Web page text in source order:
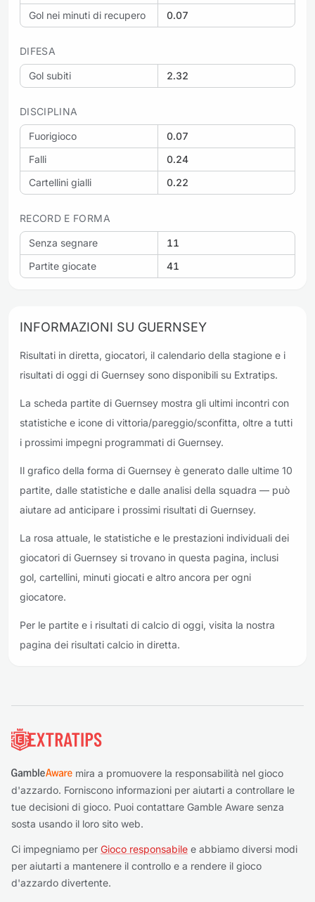
Gol nei minuti di recupero
0.07
DIFESA
Gol subiti 2.32
DISCIPLINA
Fuorigioco
0.07
Falli
0.24
Cartellini gialli
0.22
RECORD E FORMA
Senza segnare
11
Partite giocate
41
INFORMAZIONI SU GUERNSEY
Risultati in diretta, giocatori, il calendario della stagione e i
risultati di oggi di Guernsey sono disponibili su Extratips.
La scheda partite di Guernsey mostra gli ultimi incontri con
statistiche e icone di vittoria/pareggio/sconfitta, oltre a tutti
i prossimi impegni programmati di Guernsey.
Il grafico della forma di Guernsey è generato dalle ultime 10
partite, dalle statistiche e dalle analisi della squadra — può
aiutare ad anticipare i prossimi risultati di Guernsey.
La rosa attuale, le statistiche e le prestazioni individuali dei
giocatori di Guernsey si trovano in questa pagina, inclusi
gol, cartellini, minuti giocati e altro ancora per ogni
giocatore.
Per le partite e i risultati di calcio di oggi, visita la nostra
pagina dei risultati calcio in diretta.
mira a promuovere la responsabilità nel gioco
d'azzardo. Forniscono informazioni per aiutarti a controllare le
tue decisioni di gioco. Puoi contattare Gamble Aware senza
sosta usando il loro sito web.
Ci impegniamo per Gioco responsabile e abbiamo diversi modi
per aiutarti a mantenere il controllo e a rendere il gioco
d'azzardo divertente.